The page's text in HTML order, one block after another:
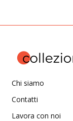
Chi siamo
Contatti
Lavora con noi